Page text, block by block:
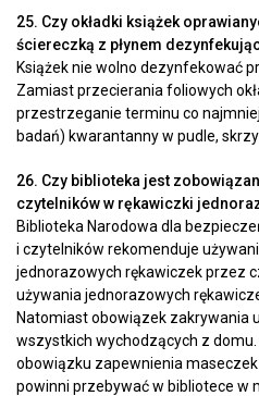
25. Czy okładki książek
ściereczką z płynem
Książek nie wolno dezynfekować
Zamiast przecierania foliowych
przestrzeganie terminu co
badań) kwarantanny w pudle,
26. Czy biblioteka jest
czytelników w rękawiczki
Biblioteka Narodowa dla
i czytelników rekomenduje
jednorazowych rękawiczek przez
używania jednorazowych
Natomiast obowiązek zakrywania
wszystkich wychodzących z
obowiązku zapewnienia
powinni przebywać w bibliotece w